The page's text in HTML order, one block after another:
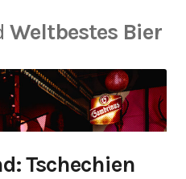
Weltbestes Bier
Tschechien